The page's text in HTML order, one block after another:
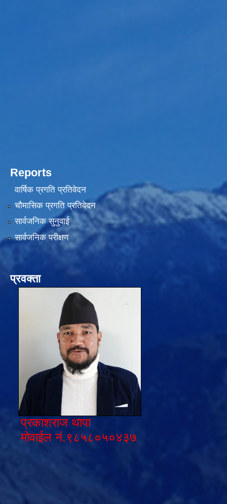
Reports
वार्षिक प्रगति प्रतिवेदन
चौमासिक प्रगति प्रतिवेदन
सार्वजनिक सुनुवाई
सार्वजनिक परीक्षण
प्रवक्ता
प्रकाशराज थापा
मोवाईल नं.९८५८०५०४३७